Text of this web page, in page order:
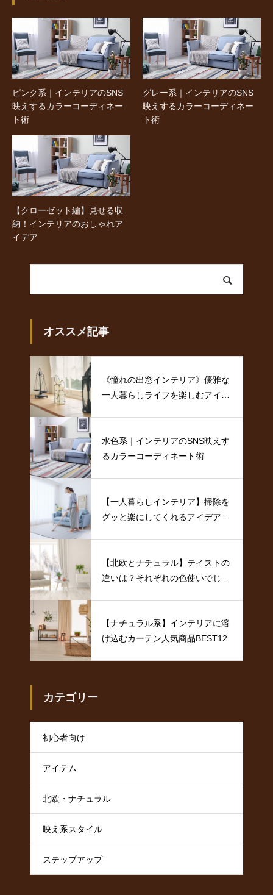
ピンク系｜インテリアのSNS
映えするカラーコーディネー
ト術
グレー系｜インテリアのSNS
映えするカラーコーディネー
ト術
【クローゼット編】見せる収
納！インテリアのおしゃれア
イデア
オススメ記事
《憧れの出窓インテリア》優雅な
一人暮らしライフを楽しむアイデ
水色系｜インテリアのSNS映えす
るカラーコーディネート術
【一人暮らしインテリア】掃除を
グッと楽にしてくれるアイデア特
【北欧とナチュラル】テイストの
違いは？それぞれの色使いでじっ
【ナチュラル系】インテリアに溶
け込むカーテン人気商品BEST12
カテゴリー
初心者向け
アイテム
北欧・ナチュラル
映え系スタイル
ステップアップ